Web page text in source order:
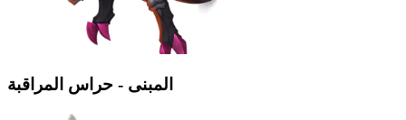
المبنى - حراس المراقبة